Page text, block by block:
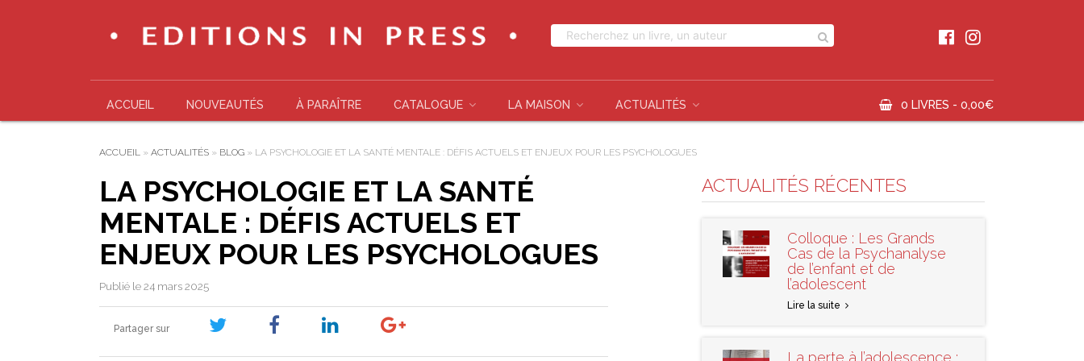
ACCUEIL NOUVEAUTÉS À PARAÎTRE CATALOGUE LA MAISON ACTUALITÉS 0 LIVRES - 0,00€
ACCUEIL »ACTUALITÉS » BLOG » LA PSYCHOLOGIE ET LA SANTÉ MENTALE : DÉFIS ACTUELS ET ENJEUX POUR LES PSYCHOLOGUES
LA PSYCHOLOGIE ET LA SANTÉ
MENTALE : DÉFIS ACTUELS ET
ENJEUX POUR LES PSYCHOLOGUES
Publié le 24 mars 2025
Partager sur
ACTUALITÉS RÉCENTES
Colloque : Les Grands
Cas de la Psychanalyse
de l’enfant et de
l’adolescent
Lire la suite
La perte à l’adolescence :